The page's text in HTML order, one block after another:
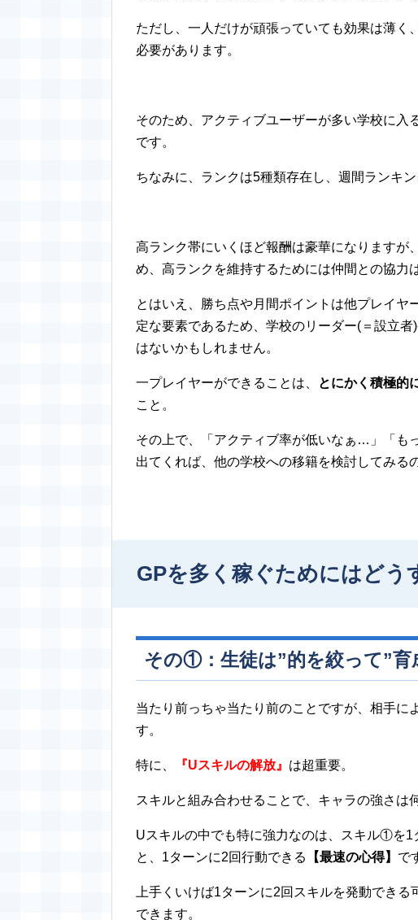
ただし、一人だけが頑張っていても効果は薄く
必要があります。
そのため、アクティブユーザーが多い学校に
です。
ちなみに、ランクは5種類存在し、週間ランキ
高ランク帯にいくほど報酬は豪華になりますが
め、高ランクを維持するためには仲間との協力
とはいえ、勝ち点や月間ポイントは他プレイ
定な要素であるため、学校のリーダー(＝設立
はないかもしれません。
一プレイヤーができることは、 とにかく積極的
こと。
その上で、「アクティブ率が低いなぁ…」「も
出てくれば、他の学校への移籍を検討してみる
GPを多く稼ぐためにはどう
その①：生徒は”的を絞って”育
当たり前っちゃ当たり前のことですが、相手
す。
特に、 『Uスキルの解放』 は超重要。
スキルと組み合わせることで、キャラの強さは
Uスキルの中でも特に強力なのは、スキル①を1
と、1ターンに2回行動できる
【最速の心得】 で
上手くいけば1ターンに2回スキルを発動でき
できます。